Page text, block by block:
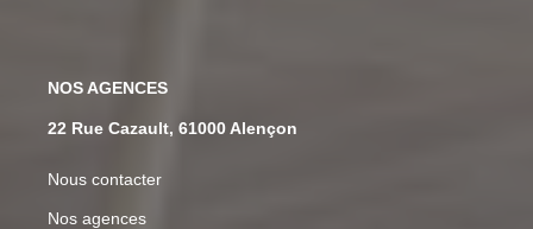
NOS AGENCES
22 Rue Cazault, 61000 Alençon
Nous contacter
Nos agences